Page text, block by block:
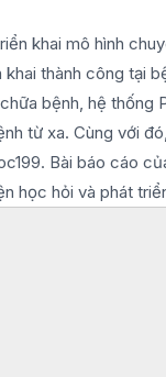
khai mô hình
thành công tại
bệnh, hệ thống
từ xa. Cùng với
Bài báo cáo
học hỏi và phát